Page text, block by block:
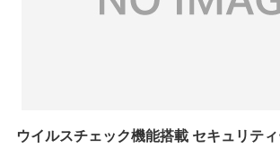
ウイルスチェック機能搭載 セキュリテ